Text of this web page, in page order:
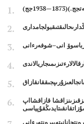
انى–شوفەرءانى
قازاقشااپ